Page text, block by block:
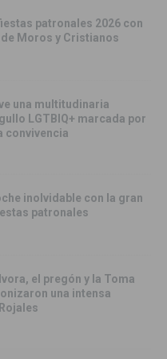
patronales 2026 con
Moros y Cristianos
una multitudinaria
LGTBIQ+ marcada por
convivencia
inolvidable con la gran
patronales
el pregón y la Toma
una intensa